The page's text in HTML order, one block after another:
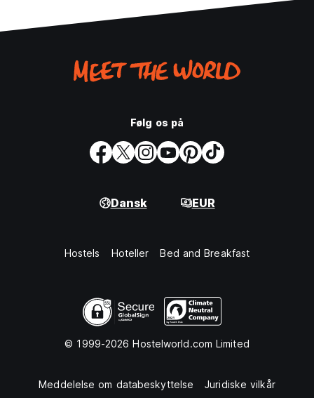
Følg os på
Dansk EUR
Hostels Hoteller Bed and Breakfast
© 1999-2026 Hostelworld.com Limited
Meddelelse om databeskyttelse Juridiske vilkår